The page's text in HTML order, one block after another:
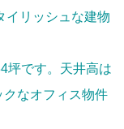
イリッシュな建物
坪です。天井高は
なオフィス物件